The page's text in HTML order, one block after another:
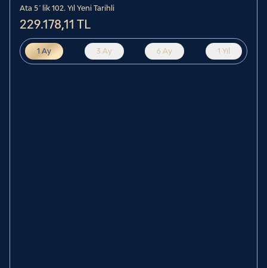
Ata 5´lik 102. Yıl Yeni Tarihli
229.178,11 TL
1 Ay 3 Ay 6 Ay 1 Yıl